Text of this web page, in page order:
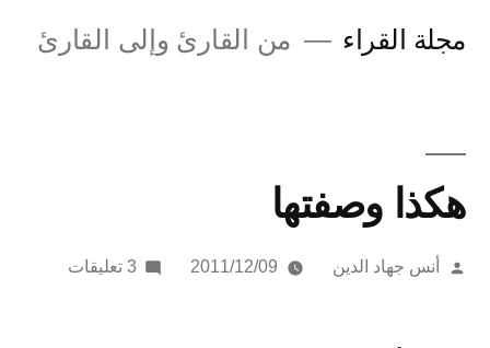
مجلة القراء من القارئ وإلى القارئ
هكذا وصفتها
تمّ
أنس جهاد الدين 2011/12/09 3 تعليقات